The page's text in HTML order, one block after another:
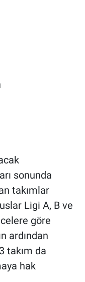
sonunda
takımlar
Ligi A, B ve
göre
ardından
takım da
hak